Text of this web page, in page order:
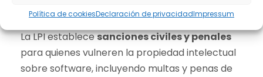
Política de cookiesDeclaración de privacidadImpressum
La LPI establecesanciones civiles y penales
para quienes vulneren la propiedad intelectual
sobre software, incluyendo multas y penas de